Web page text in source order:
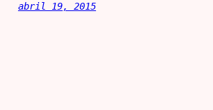
abril 19, 2015